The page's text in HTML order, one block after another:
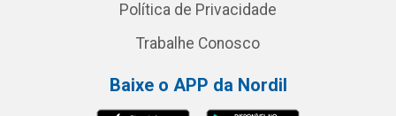
Política de Privacidade
Trabalhe Conosco
Baixe o APP da Nordil